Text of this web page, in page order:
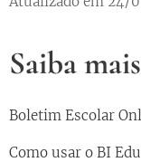
Saiba
Boletim Escolar
Como usar o BI